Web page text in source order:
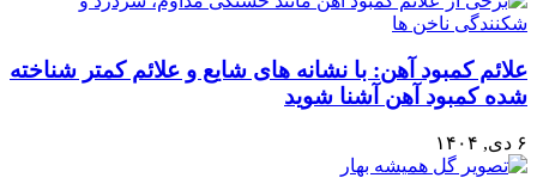
علائم کمبود آهن: با نشانه های شایع و علائم کمتر شناخته
شده کمبود آهن آشنا شوید
۶ دی, ۱۴۰۴